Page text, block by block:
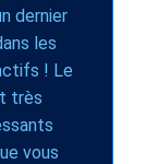
dernier
les
! Le
très
vous